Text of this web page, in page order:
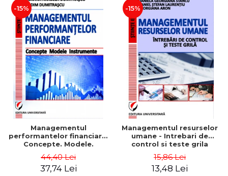
-15%
Managementul
performantelor financiare.
Concepte. Modele.
44,40 Lei
37,74 Lei
-15%
Managementul resurselor
umane - Intrebari de
control si teste grila
15,86 Lei
13,48 Lei